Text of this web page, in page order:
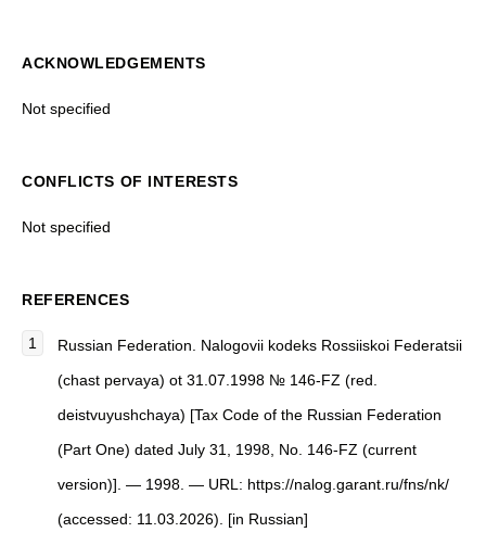
ACKNOWLEDGEMENTS
Not specified
CONFLICTS OF INTERESTS
Not specified
REFERENCES
Russian Federation. Nalogovii kodeks Rossiiskoi Federatsii
(chast pervaya) ot 31.07.1998 № 146-FZ (red.
deistvuyushchaya) [Tax Code of the Russian Federation
(Part One) dated July 31, 1998, No. 146-FZ (current
version)]. — 1998. — URL: https://nalog.garant.ru/fns/nk/
(accessed: 11.03.2026). [in Russian]